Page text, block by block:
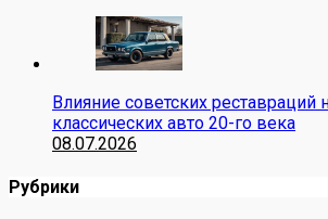
Влияние советских реставраций
классических авто 20-го века
08.07.2026
Рубрики